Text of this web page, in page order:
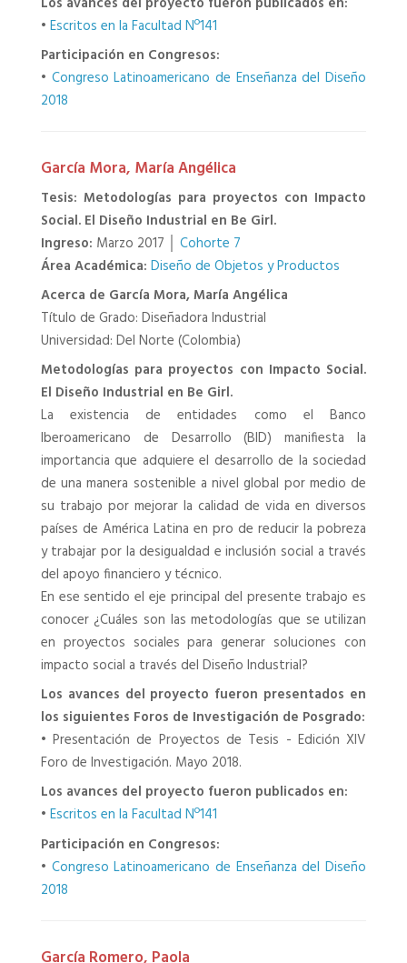
• Escritos en la Facultad Nº141
Participación en Congresos:
• Congreso Latinoamericano de Enseñanza del Diseño
2018
García Mora, María Angélica
Tesis: Metodologías para proyectos con Impacto
Social. El Diseño Industrial en Be Girl.
Ingreso: Marzo 2017 │ Cohorte 7
Área Académica: Diseño de Objetos y Productos
Acerca de García Mora, María Angélica
Título de Grado: Diseñadora Industrial
Universidad: Del Norte (Colombia)
Metodologías para proyectos con Impacto Social.
El Diseño Industrial en Be Girl.
La existencia de entidades como el Banco
Iberoamericano de Desarrollo (BID) manifiesta la
importancia que adquiere el desarrollo de la sociedad
de una manera sostenible a nivel global por medio de
su trabajo por mejorar la calidad de vida en diversos
países de América Latina en pro de reducir la pobreza
y trabajar por la desigualdad e inclusión social a través
del apoyo financiero y técnico.
En ese sentido el eje principal del presente trabajo es
conocer ¿Cuáles son las metodologías que se utilizan
en proyectos sociales para generar soluciones con
impacto social a través del Diseño Industrial?
Los avances del proyecto fueron presentados en
los siguientes Foros de Investigación de Posgrado:
• Presentación de Proyectos de Tesis - Edición XIV
Foro de Investigación. Mayo 2018.
Los avances del proyecto fueron publicados en:
• Escritos en la Facultad Nº141
Participación en Congresos:
• Congreso Latinoamericano de Enseñanza del Diseño
2018
García Romero, Paola